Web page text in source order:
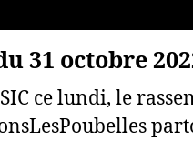
31 octobre
ce lundi, le